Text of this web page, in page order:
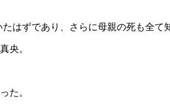
はずであり、さらに母親の死も全て
央。
た。